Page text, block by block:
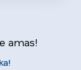
amas!